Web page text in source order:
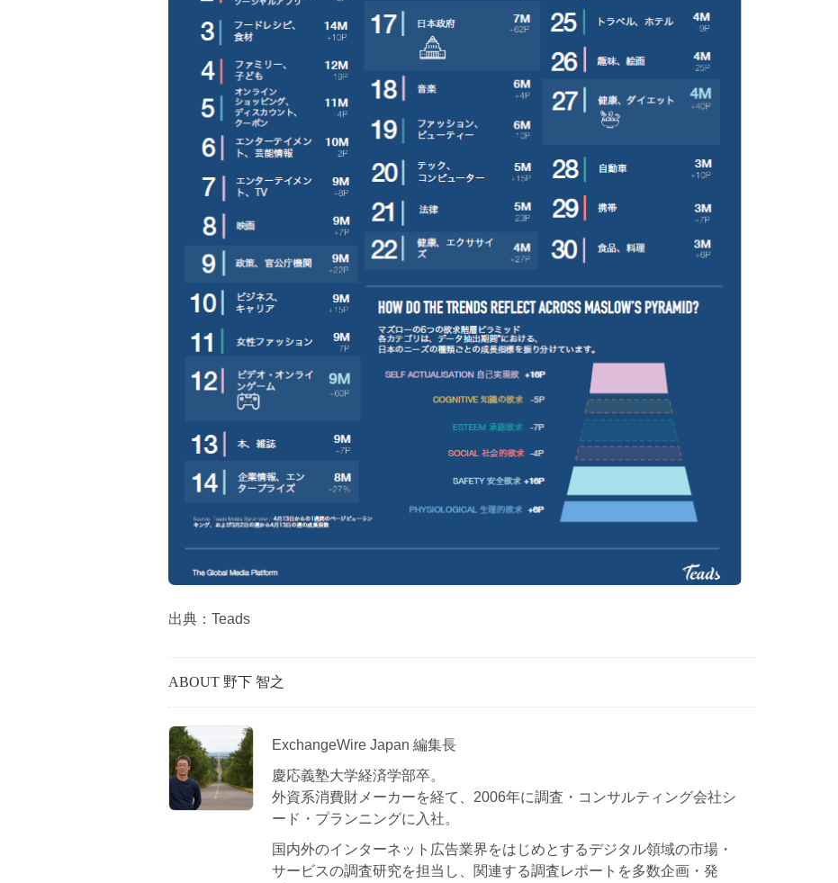
出典：Teads
ABOUT 野下 智之
ExchangeWire Japan 編集長
慶応義塾大学経済学部卒。
外資系消費財メーカーを経て、2006年に調査・コンサルティング会社シ
ード・プランニングに入社。
国内外のインターネット広告業界をはじめとするデジタル領域の市場・
サービスの調査研究を担当し、関連する調査レポートを多数企画・発